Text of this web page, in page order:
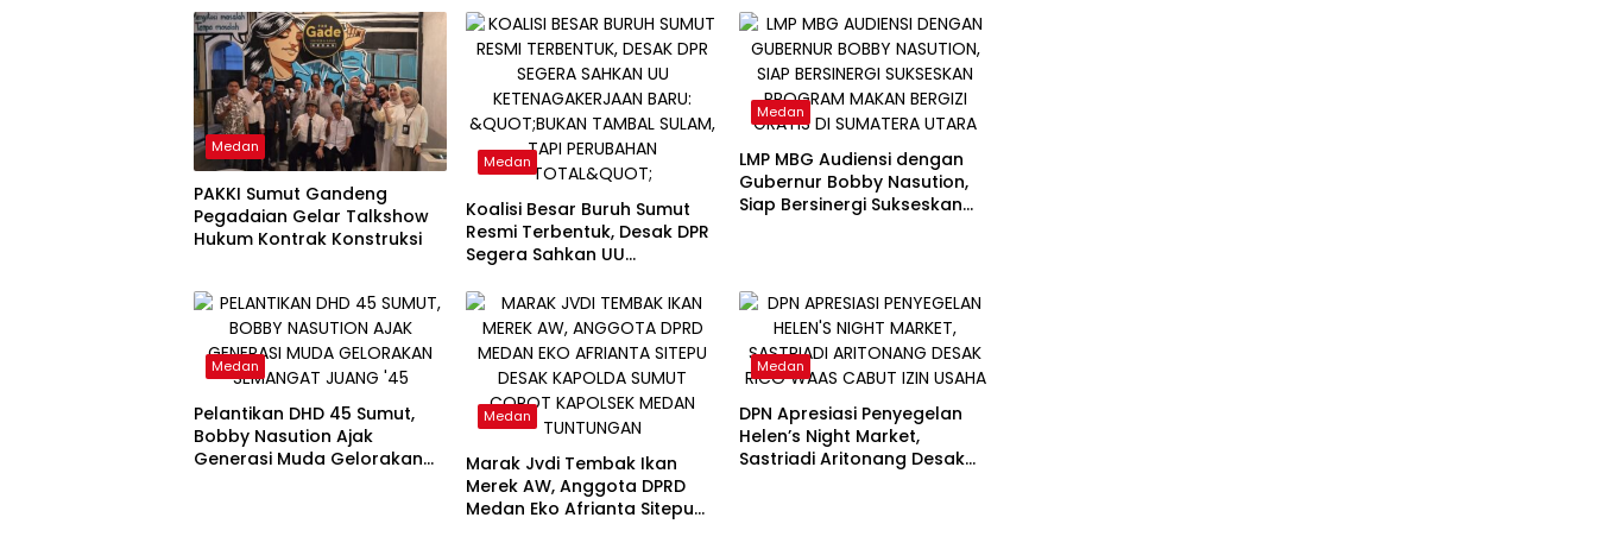
Medan
PAKKI Sumut Gandeng
Pegadaian Gelar Talkshow
Hukum Kontrak Konstruksi
Medan
Koalisi Besar Buruh Sumut
Resmi Terbentuk, Desak DPR
Segera Sahkan UU
“Bukan Tambal Sulam, Tapi
Perubahan Total”
Medan
LMP MBG Audiensi dengan
Gubernur Bobby Nasution,
Siap Bersinergi Sukseskan
Medan
Pelantikan DHD 45 Sumut,
Bobby Nasution Ajak
Generasi Muda Gelorakan
Medan
Marak Jvdi Tembak Ikan
Merek AW, Anggota DPRD
Medan Eko Afrianta Sitepu
Medan
DPN Apresiasi Penyegelan
Helen’s Night Market,
Sastriadi Aritonang Desak